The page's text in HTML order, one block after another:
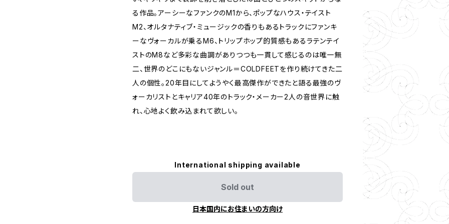
る作品。アーシーなファンクのM1から、ポップなハウス・テイスト
M2、オルタナティブ・ミュージックの香りもあるトラックにファンキ
ーなヴォーカルが乗るM6、トリップホップ的質感もあるラテンテイ
ストのM8など多彩な曲調がありつつも一貫して感じるのは唯一無
二、世界のどこにもないジャンル＝COLDFEETを作り続けてきた二
人の個性。20年目にしてようやく最高傑作ができたと語る最強のヴ
ォーカリストとキャリア40年のトラック・メーカー2人の音世界に触
れ、心地よく飲み込まれて欲しい。
International shipping available
Sold out
日本国内にお住まいの方向け